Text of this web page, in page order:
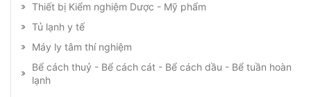
Thiết bị Kiểm nghiệm Dược - Mỹ phẩm
Tủ lạnh y tế
Máy ly tâm thí nghiệm
Bể cách thuỷ - Bể cách cát - Bể cách dầu - Bể tuần hoàn
lạnh